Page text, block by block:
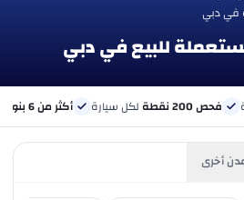
في دبي
فحص 200 نقطة لكل سيارة أكثر من 6 بنوك
أخرى